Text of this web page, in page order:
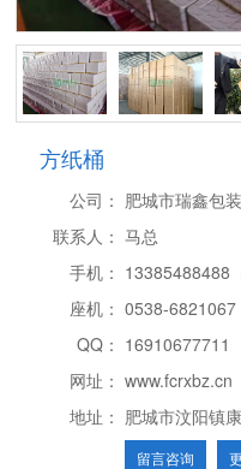
方纸桶
公司： 肥城市瑞鑫包
联系人： 马总
手机： 13385488488
座机： 0538-6821067
QQ： 16910677711
网址： www.fcrxbz.cn
地址： 肥城市汶阳镇
留言咨询